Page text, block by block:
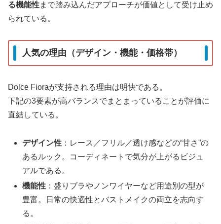
る機能性まで踏み込んだアプローチが価値として受け止め
られている。
人気の理由（デザイン・機能・価格帯）
Dolce Fioraが支持される理由は明快である。
下記の3要素が高バランスでまとまっていることが評価に
直結している。
デザイン性 ：レース／フリル／透け感などの“甘さ”の
あるルック。コーディネートで気分が上がるビジュ
アルである。
機能性 ：盛りブラやノンワイヤーなど用途別の型が
豊富。日常の快適性とバストメイクの両立を志向す
る。